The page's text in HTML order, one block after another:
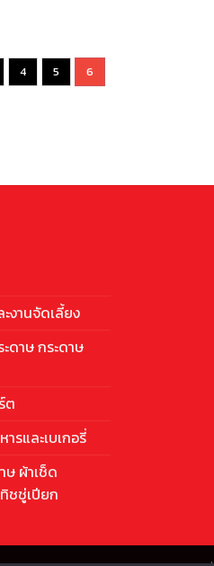
4 5 6
งานจัดเลี้ยง
ดาษ กระดาษ
ต
รและเบเกอรี่
ผ้าเช็ด
ชชู่เปียก